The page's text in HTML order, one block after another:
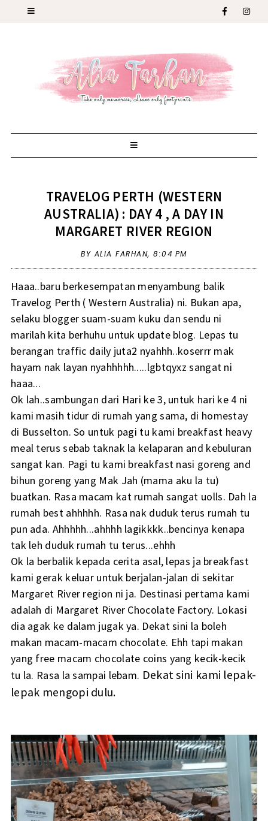
TRAVELOG PERTH (WESTERN
AUSTRALIA) : DAY 4 , A DAY IN
MARGARET RIVER REGION
BY ALIA FARHAN,8:04 PM
Haaa..baru berkesempatan menyambung balik
Travelog Perth ( Western Australia) ni. Bukan apa,
selaku blogger suam-suam kuku dan sendu ni
marilah kita berhuhu untuk update blog. Lepas tu
berangan traffic daily juta2 nyahhh..koserrr mak
hayam nak layan nyahhhhh.....lgbtqyxz sangat ni
haaa...
Ok lah..sambungan dari Hari ke 3, untuk hari ke 4 ni
kami masih tidur di rumah yang sama, di homestay
di Busselton. So untuk pagi tu kami breakfast heavy
meal terus sebab taknak la kelaparan and kebuluran
sangat kan. Pagi tu kami breakfast nasi goreng and
bihun goreng yang Mak Jah (mama aku la tu)
buatkan. Rasa macam kat rumah sangat uolls. Dah la
rumah best ahhhhh. Rasa nak duduk terus rumah tu
pun ada. Ahhhhh...ahhhh lagikkkk..bencinya kenapa
tak leh duduk rumah tu terus...ehhh
Ok la berbalik kepada cerita asal, lepas ja breakfast
kami gerak keluar untuk berjalan-jalan di sekitar
Margaret River region ni ja. Destinasi pertama kami
adalah di Margaret River Chocolate Factory. Lokasi
dia agak ke dalam jugak ya. Dekat sini la boleh
makan macam-macam chocolate. Ehh tapi makan
yang free macam chocolate coins yang kecik-kecik
tu la. Rasa la sampai lebam. Dekat sini kami lepak-
lepak mengopi dulu.